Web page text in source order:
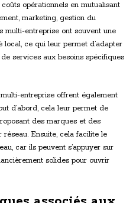
opérationnels en mutualisant
marketing, gestion du
multi-entreprise ont souvent une
ce qui leur permet d’adapter
services aux besoins spécifiques
entreprise offrent également
d’abord, cela leur permet de
des marques et des
Ensuite, cela facilite le
car ils peuvent s’appuyer sur
solides pour ouvrir